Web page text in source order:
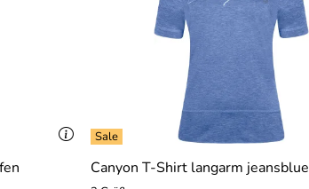
Canyon T-Shirt langarm jeansblue